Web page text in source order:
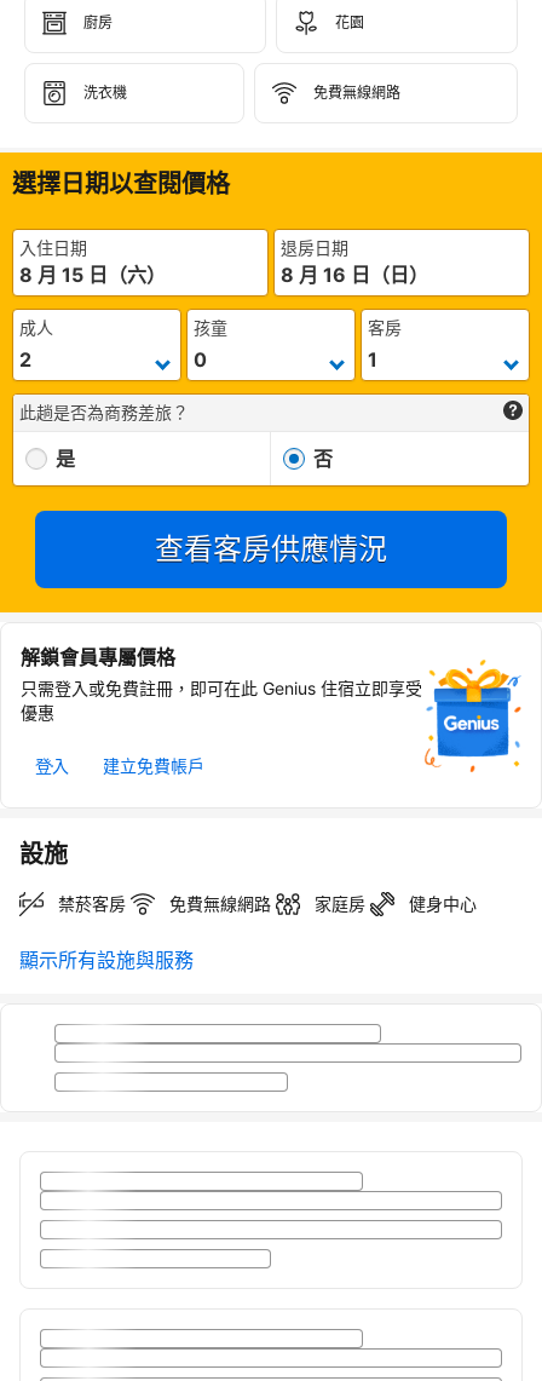
廚房 花園
洗衣機 免費無線網路
選擇日期以查閱價格
入住日期
8 月 15 日（六）
退房日期
8 月 16 日（日）
成人 孩童 客房
此趟是否為商務差旅？
是 否
查看客房供應情況
解鎖會員專屬價格
只需登入或免費註冊，即可在此 Genius 住宿立即享受
優惠
登入 建立免費帳戶
設施
禁菸客房 免費無線網路 家庭房 健身中心
顯示所有設施與服務